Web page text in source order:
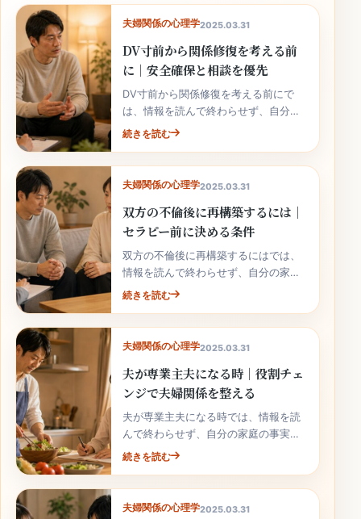
夫婦関係の心理学2025.03.31
DV寸前から関係修復を考える前
に｜安全確保と相談を優先
DV寸前から関係修復を考える前にで
は、情報を読んで終わらせず、自分の
家庭の事実と次の行動へ落とし込むこ
続きを読む
夫婦関係の心理学2025.03.31
双方の不倫後に再構築するには｜
セラピー前に決める条件
双方の不倫後に再構築するにはでは、
情報を読んで終わらせず、自分の家庭
の事実と次の行動へ落とし込むことが
続きを読む
夫婦関係の心理学2025.03.31
夫が専業主夫になる時｜役割チェ
ンジで夫婦関係を整える
夫が専業主夫になる時では、情報を読
んで終わらせず、自分の家庭の事実と
次の行動へ落とし込むことが大切で
続きを読む
夫婦関係の心理学2025.03.31